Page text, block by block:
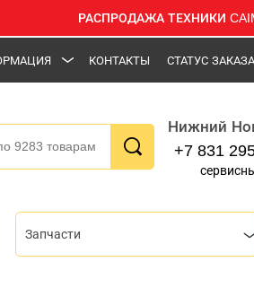
РАСПРОДАЖА ТЕХНИКИ
КОНТАКТЫ СТАТУС ЗАКАЗА
Нижний
+7 831
Запчасти